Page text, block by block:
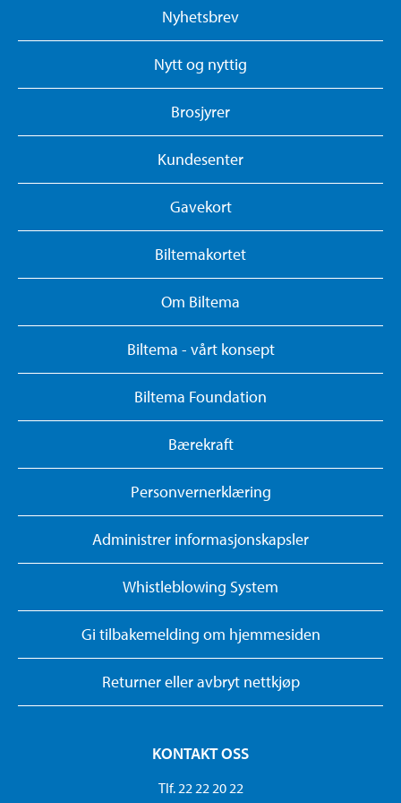
Nyhetsbrev
Nytt og nyttig
Brosjyrer
Kundesenter
Gavekort
Biltemakortet
Om Biltema
Biltema - vårt konsept
Biltema Foundation
Bærekraft
Personvernerklæring
Administrer informasjonskapsler
Whistleblowing System
Gi tilbakemelding om hjemmesiden
Returner eller avbryt nettkjøp
KONTAKT OSS
Tlf. 22 22 20 22